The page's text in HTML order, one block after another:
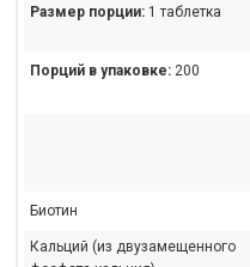
Размер порции: 1 таблетка
Порций в упаковке: 200
Биотин
Кальций (из двузамещенного